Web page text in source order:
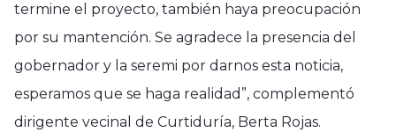
termine el proyecto, también haya preocupación
por su mantención. Se agradece la presencia del
gobernador y la seremi por darnos esta noticia,
esperamos que se haga realidad”, complementó
dirigente vecinal de Curtiduría, Berta Rojas.